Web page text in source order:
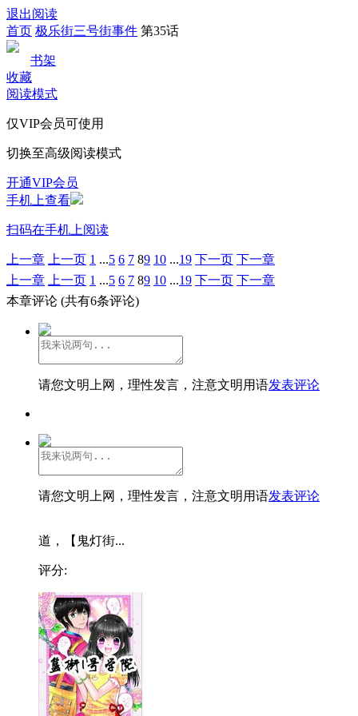
退出阅读
首页 极乐街三号街事件 第35话
书架
收藏
阅读模式
仅VIP会员可使用
切换至高级阅读模式
开通VIP会员
手机上查看
扫码在手机上阅读
上一章 上一页 1 ...5 6 7 89 10 ...19 下一页 下一章
上一章
上一页 1 ...5 6 7 89 10 ...19 下一页 下一章
本章评论 (共有6条评论)
请您文明上网，理性发言，注意文明用语发表评论
请您文明上网，理性发言，注意文明用语发表评论
道，【鬼灯街...
评分: